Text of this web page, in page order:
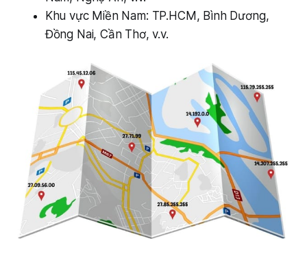
Khu vực Miền Nam: TP.HCM, Bình Dương,
Đồng Nai, Cần Thơ, v.v.